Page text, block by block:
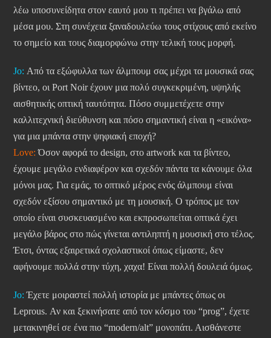
λέω υποσυνείδητα στον εαυτό μου τι πρέπει να βγάλω από
μέσα μου. Στη συνέχεια ξαναδουλεύω τους στίχους από εκείνο
το σημείο και τους διαμορφώνω στην τελική τους μορφή.
Jo: Από τα εξώφυλλα των άλμπουμ σας μέχρι τα μουσικά σας
βίντεο, οι Port Noir έχουν μια πολύ συγκεκριμένη, υψηλής
αισθητικής οπτική ταυτότητα. Πόσο συμμετέχετε στην
καλλιτεχνική διεύθυνση και πόσο σημαντική είναι η «εικόνα»
για μια μπάντα στην ψηφιακή εποχή?
Love: Όσον αφορά το design, στο artwork και τα βίντεο,
έχουμε μεγάλο ενδιαφέρον και σχεδόν πάντα τα κάνουμε όλα
μόνοι μας. Για εμάς, το οπτικό μέρος ενός άλμπουμ είναι
σχεδόν εξίσου σημαντικό με τη μουσική. Ο τρόπος με τον
οποίο είναι συσκευασμένο και εκπροσωπείται οπτικά έχει
μεγάλο βάρος στο πώς γίνεται αντιληπτή η μουσική στο τέλος.
Έτσι, όντας εξαιρετικά σχολαστικοί όπως είμαστε, δεν
αφήνουμε πολλά στην τύχη, χαχα! Είναι πολλή δουλειά όμως.
Jo: Έχετε μοιραστεί πολλή ιστορία με μπάντες όπως οι
Leprous. Αν και ξεκινήσατε από τον κόσμο του “prog”, έχετε
μετακινηθεί σε ένα πιο “modern/alt” μονοπάτι. Αισθάνεστε